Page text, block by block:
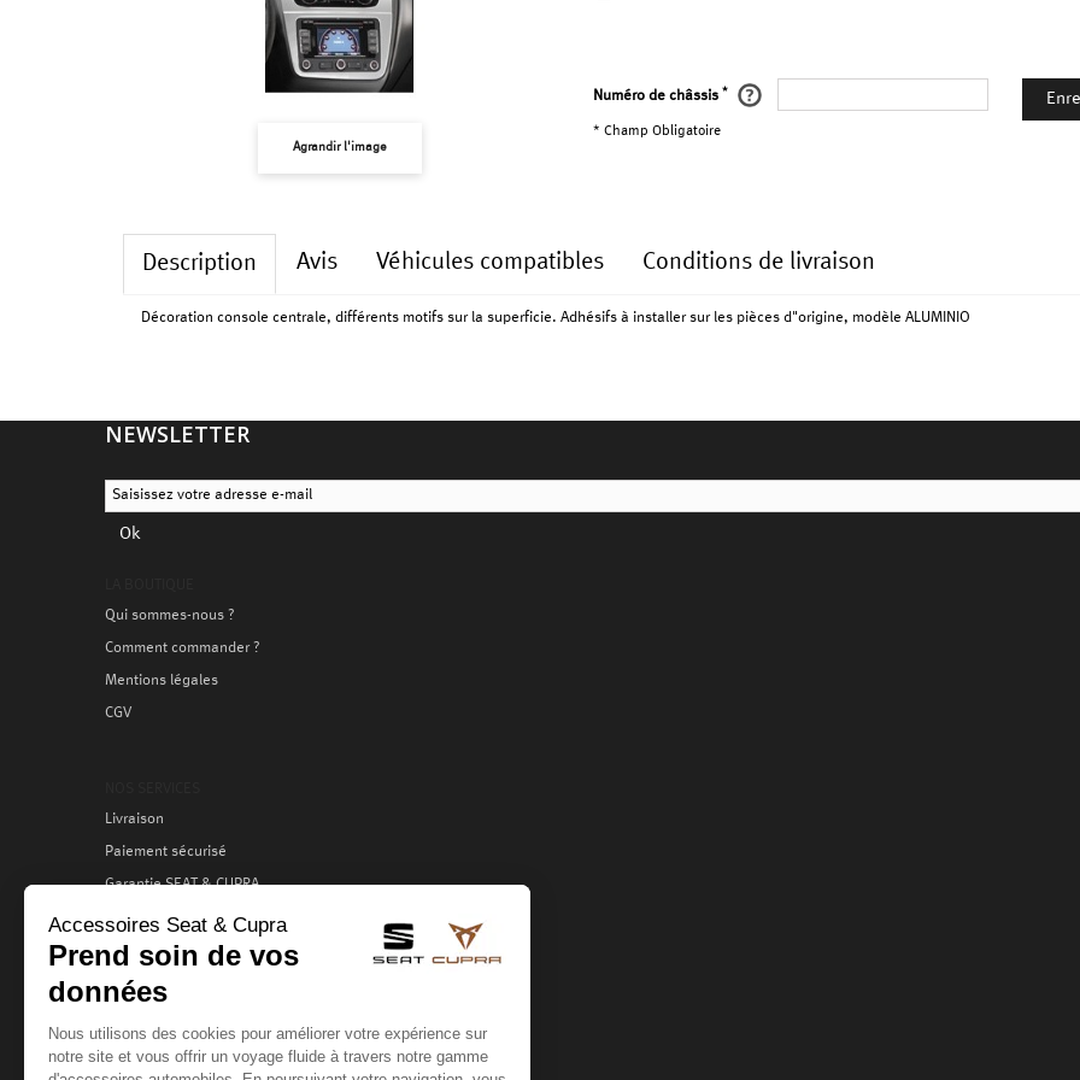
Agrandir l'image
Numéro de châssis *
* Champ Obligatoire
Description Avis Véhicules compatibles Conditions de livraison
Décoration console centrale, différents motifs sur la superficie. Adhésifs à installer sur les pièces d"origine, modèle ALUMINIO
NEWSLETTER
Ok
Qui sommes-nous ?
Comment commander ?
Mentions légales
CGV
Livraison
Paiement sécurisé
Garantie SEAT & CUPRA
Échange / Retour
Services clients
VOTRE COMPTE
Création